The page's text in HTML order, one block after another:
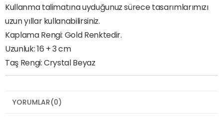
Kullanma talimatına uyduğunuz sürece tasarımlarımızı
uzun yıllar kullanabilirsiniz.
Kaplama Rengi: Gold Renktedir.
Uzunluk: 16 + 3 cm
Taş Rengi: Crystal Beyaz
YORUMLAR(0)